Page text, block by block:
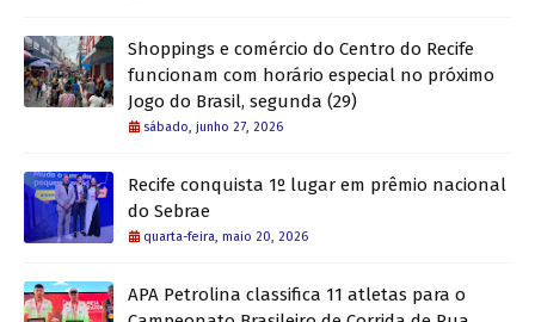
Shoppings e comércio do Centro do Recife
funcionam com horário especial no próximo
Jogo do Brasil, segunda (29)
sábado, junho 27, 2026
Recife conquista 1º lugar em prêmio nacional
do Sebrae
quarta-feira, maio 20, 2026
APA Petrolina classifica 11 atletas para o